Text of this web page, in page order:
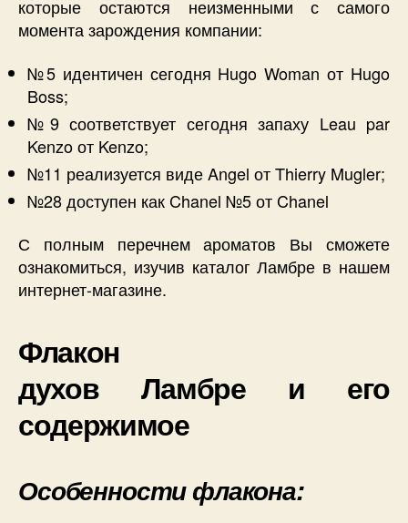
которые остаются неизменными с самого
момента зарождения компании:
№5 идентичен сегодня Hugo Woman от Hugo
Boss;
№9 соответствует сегодня запаху Leau par
Kenzo от Kenzo;
№11 реализуется виде Angel от Thierry Mugler;
№28 доступен как Chanel №5 от Chanel
С полным перечнем ароматов Вы сможете
ознакомиться, изучив каталог Ламбре в нашем
интернет-магазине.
Флакон
духов Ламбре и его
содержимое
Особенности флакона: